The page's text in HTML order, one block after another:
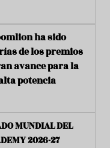
ha sido
de los premios
avance para la
potencia
MUNDIAL DEL
2026-27